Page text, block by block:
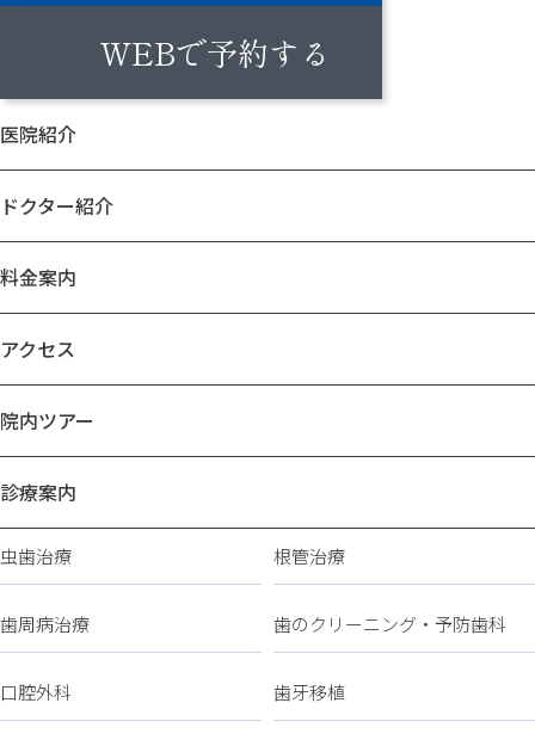
WEBで予約する
医院紹介
ドクター紹介
料金案内
アクセス
院内ツアー
診療案内
虫歯治療 根管治療
歯周病治療 歯のクリーニング・予防歯科
口腔外科 歯牙移植